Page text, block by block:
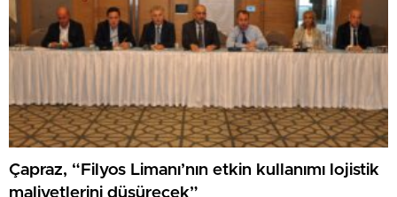
Çapraz, “Filyos Limanı’nın etkin kullanımı lojistik
maliyetlerini düşürecek”